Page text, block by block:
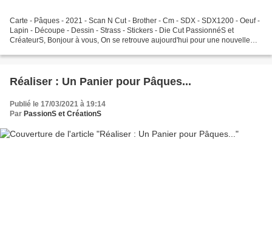
Carte - Pâques - 2021 - Scan N Cut - Brother - Cm - SDX - SDX1200 - Oeuf -
Lapin - Découpe - Dessin - Strass - Stickers - Die Cut PassionnéS et
CréateurS, Bonjour à vous, On se retrouve aujourd'hui pour une nouvelle
Réaliser : Un Panier pour Pâques...
Publié le 17/03/2021 à 19:14
Par PassionS et CréationS